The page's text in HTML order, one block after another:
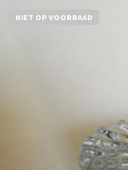
NIET OP VOORRAAD